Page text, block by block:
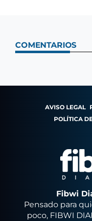
COMENTARIOS
AVISO LEGAL
POLÍTICA
Fibwi
Pensado para
poco, FIBWI